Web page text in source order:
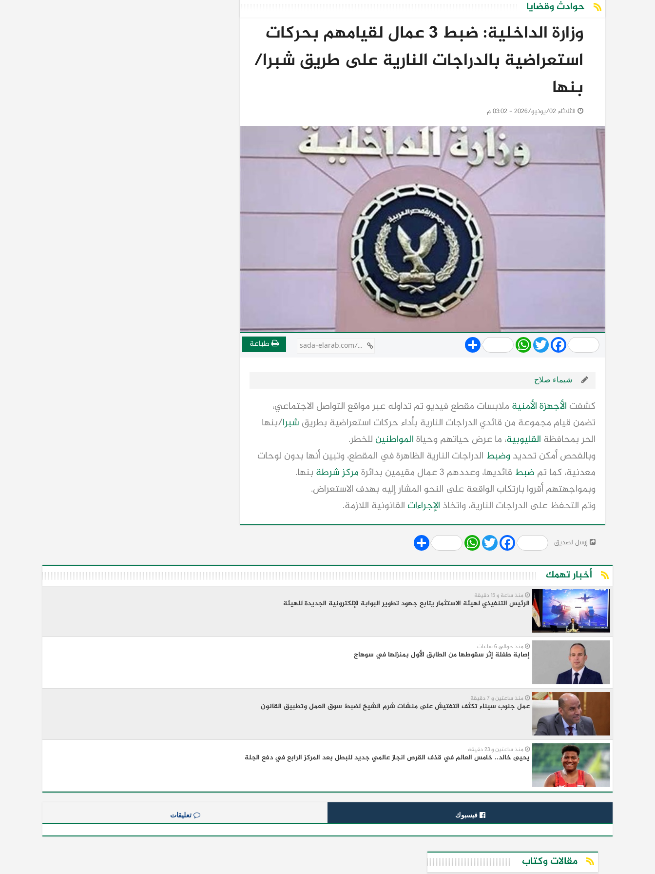
حوادث وقضايا
وزارة الداخلية: ضبط 3 عمال لقيامهم بحركات
استعراضية بالدراجات النارية على طريق شبرا/
بنها
الثلاثاء 02/يونيو/2026 - 03:02 م
Share WhatsApp
TwitterFacebook طباعة sada-elarab.com/808454
شيماء صلاح
كشفت الأجهزة الأمنية ملابسات مقطع فيديو تم تداوله عبر مواقع التواصل الاجتماعي،
تضمن قيام مجموعة من قائدي الدراجات النارية بأداء حركات استعراضية بطريق شبرا/بنها
الحر بمحافظة القليوبية، ما عرض حياتهم وحياةالمواطنين للخطر.
وبالفحص أمكن تحديدوضبط الدراجات النارية الظاهرة في المقطع، وتبين أنها بدون لوحات
معدنية، كما تم ضبط قائديها، وعددهم 3 عمال مقيمين بدائرة مركزشرطة بنها.
وبمواجهتهم أقروا بارتكاب الواقعة على النحو المشار إليه بهدف الاستعراض.
وتم التحفظ على الدراجات النارية، واتخاذ الإجراءات القانونية اللازمة.
إرسل لصديق Share WhatsApp
Twitter Facebook
أخبار تهمك
منذ ساعة و 15 دقيقة
الرئيس التنفيذي لهيئة الاستثمار يتابع جهود تطوير البوابة الإلكترونية الجديدة للهيئة
منذ حوالي 6 ساعات
إصابة طفلة إثر سقوطها من الطابق الأول بمنزلها في سوهاج
منذ ساعتين و 7 دقيقة
عمل جنوب سيناء تكثف التفتيش على منشات شرم الشيخ لضبط سوق العمل وتطبيق القانون
منذ ساعتين و 23 دقيقة
يحيى خالد.. خامس العالم في قذف القرص انجاز عالمي جديد للبطل بعد المركز الرابع في دفع الجلة
فيسبوك تعليقات
مقالات وكتاب